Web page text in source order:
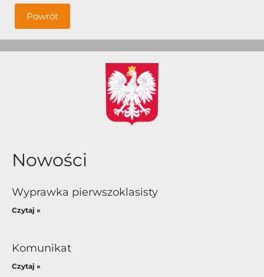
Powrót
Nowości
Wyprawka pierwszoklasisty
Czytaj »
Komunikat
Czytaj »